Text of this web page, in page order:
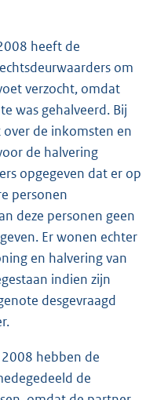
heeft de
om
verzocht, omdat
was gehalveerd. Bij
de inkomsten en
de halvering
opgegeven dat er op
personen
deze personen geen
Er wonen echter
en halvering van
indien zijn
desgevraagd
hebben de
de